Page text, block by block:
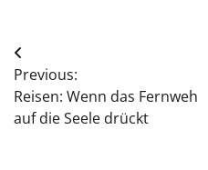
Beitragsnavigation
Previous:
Reisen: Wenn das Fernweh
auf die Seele drückt